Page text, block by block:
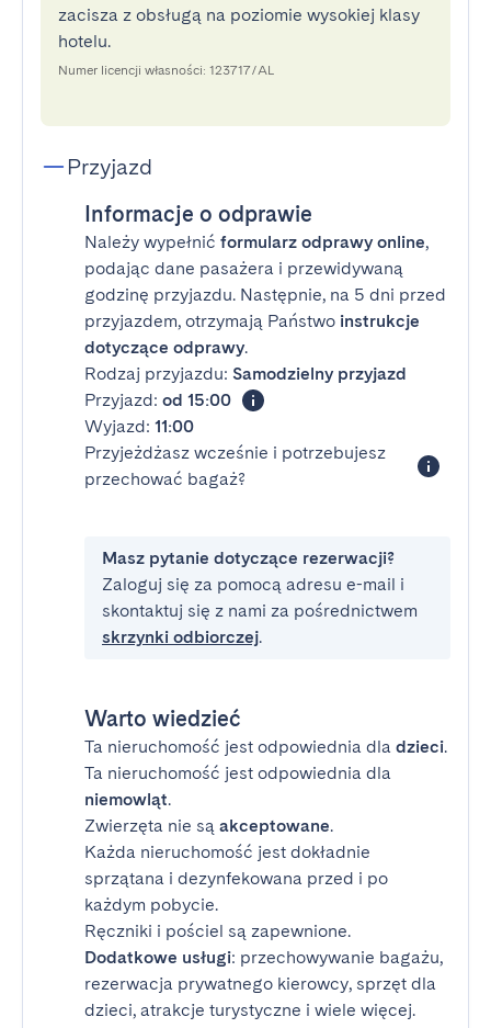
zacisza z obsługą na poziomie wysokiej klasy
hotelu.
Numer licencji własności: 123717/AL
Przyjazd
Informacje o odprawie
Należy wypełnić formularz odprawy online,
podając dane pasażera i przewidywaną
godzinę przyjazdu. Następnie, na 5 dni przed
przyjazdem, otrzymają Państwo instrukcje
dotyczące odprawy.
Rodzaj przyjazdu: Samodzielny przyjazd
Przyjazd: od 15:00
Wyjazd: 11:00
Przyjeżdżasz wcześnie i potrzebujesz
przechować bagaż?
Masz pytanie dotyczące rezerwacji?
Zaloguj się za pomocą adresu e-mail i
skontaktuj się z nami za pośrednictwem
skrzynki odbiorczej.
Warto wiedzieć
Ta nieruchomość jest odpowiednia dla dzieci.
Ta nieruchomość jest odpowiednia dla
niemowląt.
Zwierzęta nie są akceptowane.
Każda nieruchomość jest dokładnie
sprzątana i dezynfekowana przed i po
każdym pobycie.
Ręczniki i pościel są zapewnione.
Dodatkowe usługi: przechowywanie bagażu,
rezerwacja prywatnego kierowcy, sprzęt dla
dzieci, atrakcje turystyczne i wiele więcej.